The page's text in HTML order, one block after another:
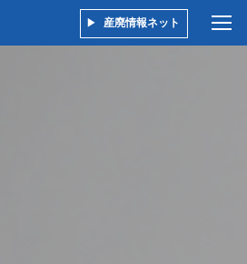
産廃情報ネット